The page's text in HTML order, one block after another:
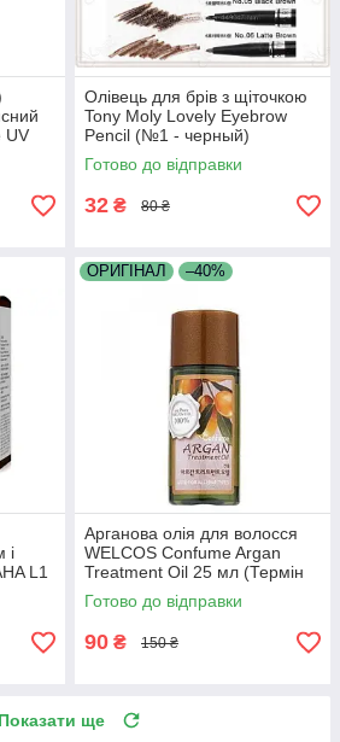
UV
Олівець для брів з щіточкою
Tony Moly Lovely Eyebrow
Pencil (№1 - черный)
Готово до відправки
32 ₴ 80 ₴
і
L1
ОРИГІНАЛ –40%
Арганова олія для волосся
WELCOS Confume Argan
Treatment Oil 25 мл (Термін
17.05.2026 р)
Готово до відправки
90 ₴ 150 ₴
Показати ще